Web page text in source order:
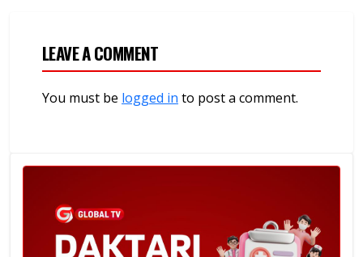
LEAVE A COMMENT
You must be logged in to post a comment.